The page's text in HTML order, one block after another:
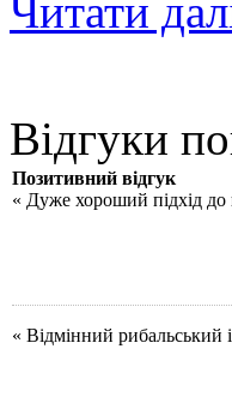
Читати
Відгуки
Позитивний відгук
« Дуже хороший підхід до
« Відмінний рибальський